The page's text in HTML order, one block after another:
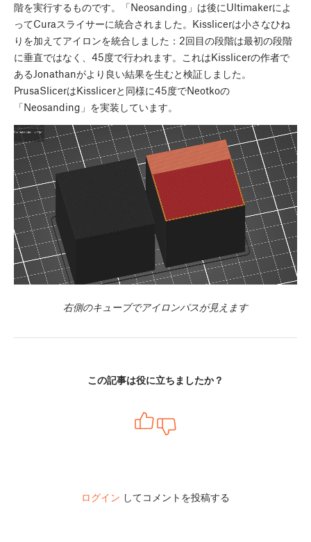
階を実行するものです。「Neosanding」は後にUltimakerによ
ってCuraスライサーに統合されました。Kisslicerは小さなひね
りを加えてアイロンを統合しました：2回目の段階は最初の段階
に垂直ではなく、45度で行われます。これはKisslicerの作者で
あるJonathanがより良い結果を生むと検証しました。
PrusaSlicerはKisslicerと同様に45度でNeotkoの
「Neosanding」を実装しています。
右側のキューブでアイロンパスが見えます
この記事は役に立ちましたか？
ログイン してコメントを投稿する